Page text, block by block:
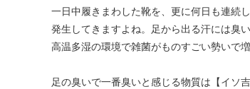
一日中履きまわした靴を、更に何日も連続
発生してきますよね。足から出る汗には臭
高温多湿の環境で雑菌がものすごい勢いで
足の臭いで一番臭いと感じる物質は【イソ